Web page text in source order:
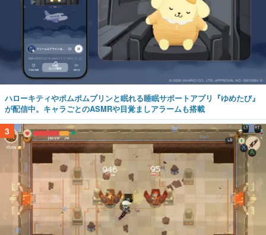
ハローキティやポムポムプリンと眠れる睡眠サポートアプリ『ゆめたび』
が配信中。キャラごとのASMRや目覚ましアラームも搭載
3